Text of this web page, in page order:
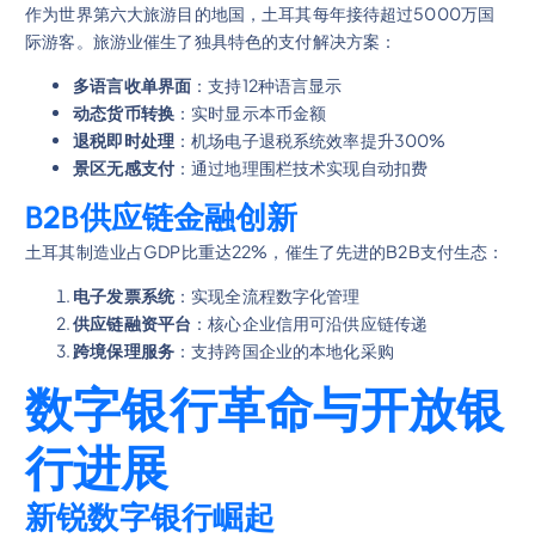
作为世界第六大旅游目的地国，土耳其每年接待超过5000万国
际游客。旅游业催生了独具特色的支付解决方案：
多语言收单界面 ：支持12种语言显示
动态货币转换：实时显示本币金额
退税即时处理：机场电子退税系统效率提升300%
景区无感支付：通过地理围栏技术实现自动扣费
B2B供应链金融创新
土耳其制造业占GDP比重达22%，催生了先进的B2B支付生态：
电子发票系统：实现全流程数字化管理
供应链融资平台 ：核心企业信用可沿供应链传递
跨境保理服务：支持跨国企业的本地化采购
数字银行革命与开放银
行进展
新锐数字银行崛起